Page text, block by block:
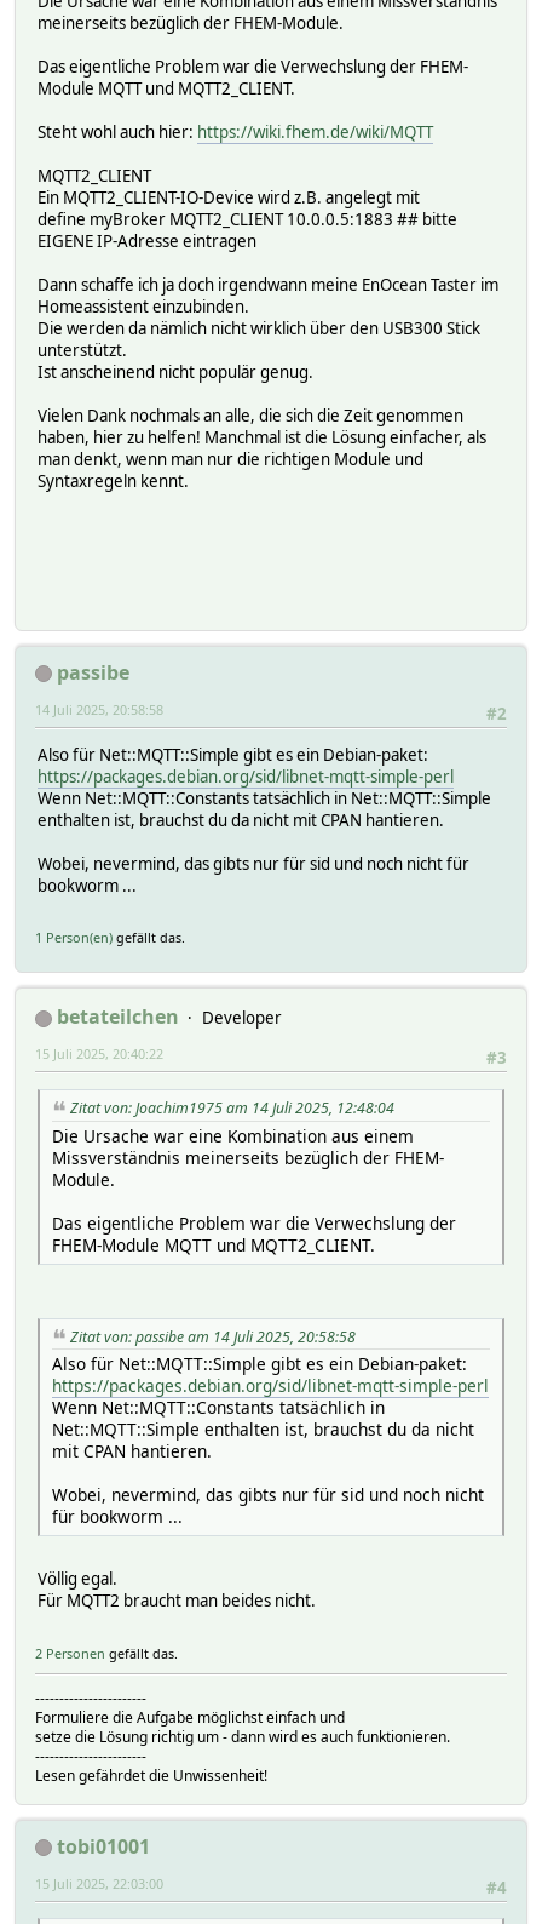
meinerseits bezüglich der FHEM-Module.
Das eigentliche Problem war die Verwechslung der FHEM-
Module MQTT und MQTT2_CLIENT.
Steht wohl auch hier: https://wiki.fhem.de/wiki/MQTT
MQTT2_CLIENT
Ein MQTT2_CLIENT-IO-Device wird z.B. angelegt mit
define myBroker MQTT2_CLIENT 10.0.0.5:1883 ## bitte
EIGENE IP-Adresse eintragen
Dann schaffe ich ja doch irgendwann meine EnOcean Taster im
Homeassistent einzubinden.
Die werden da nämlich nicht wirklich über den USB300 Stick
unterstützt.
Ist anscheinend nicht populär genug.
Vielen Dank nochmals an alle, die sich die Zeit genommen
haben, hier zu helfen! Manchmal ist die Lösung einfacher, als
man denkt, wenn man nur die richtigen Module und
Syntaxregeln kennt.
passibe
#2
14 Juli 2025, 20:58:58
Also für Net::MQTT::Simple gibt es ein Debian-paket:
https://packages.debian.org/sid/libnet-mqtt-simple-perl
Wenn Net::MQTT::Constants tatsächlich in Net::MQTT::Simple
enthalten ist, brauchst du da nicht mit CPAN hantieren.
Wobei, nevermind, das gibts nur für sid und noch nicht für
bookworm ...
1 Person(en) gefällt das.
betateilchen
Developer
#3
15 Juli 2025, 20:40:22
Zitat von: Joachim1975 am 14 Juli 2025, 12:48:04
Die Ursache war eine Kombination aus einem
Missverständnis meinerseits bezüglich der FHEM-
Module.
Das eigentliche Problem war die Verwechslung der
FHEM-Module MQTT und MQTT2_CLIENT.
Zitat von: passibe am 14 Juli 2025, 20:58:58
Also für Net::MQTT::Simple gibt es ein Debian-paket:
https://packages.debian.org/sid/libnet-mqtt-simple-perl
Wenn Net::MQTT::Constants tatsächlich in
Net::MQTT::Simple enthalten ist, brauchst du da nicht
mit CPAN hantieren.
Wobei, nevermind, das gibts nur für sid und noch nicht
für bookworm ...
Völlig egal.
Für MQTT2 braucht man beides nicht.
2 Personen gefällt das.
-----------------------
Formuliere die Aufgabe möglichst einfach und
setze die Lösung richtig um - dann wird es auch funktionieren.
-----------------------
Lesen gefährdet die Unwissenheit!
tobi01001
#4
15 Juli 2025, 22:03:00